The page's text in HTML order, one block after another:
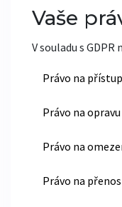
Vaše
V souladu s
Právo na
Právo na
Právo na
Právo na